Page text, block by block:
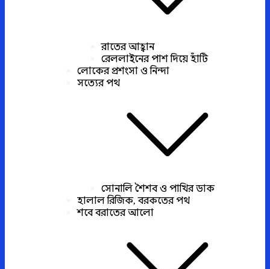
রাতের আহ্বান
রেললাইনের পাশ দিয়ে হাঁটি
লোকের প্রশংসা ও নিন্দা
সত্যের পথ
সোনালি শৈশব ও পাখির ডাক
হালাল রিজিক, বরকতের পথ
শবে বরাতের আলো